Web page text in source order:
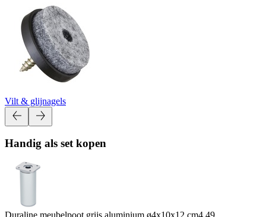
Vilt & glijnagels
Handig als set kopen
Duraline meubelpoot grijs aluminium ø4x10x12 cm4.49